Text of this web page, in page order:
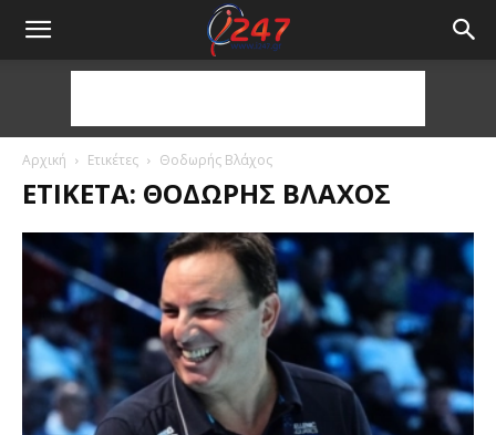
Αρχική Ετικέτες Θοδωρής Βλάχος
ΕΤΙΚΈΤΑ: ΘΟΔΩΡΉΣ ΒΛΆΧΟΣ